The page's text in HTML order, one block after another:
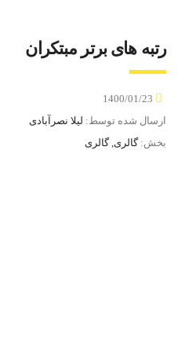
رتبه های برتر مبتکران
ارسال شده توسط: لیلا نصرآبادی
بخش:گالری, گالری